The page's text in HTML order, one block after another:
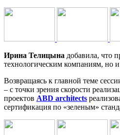
Ирина Телицына добавила, что
технологическим компаниям, но
Возвращаясь к главной теме
– с точки зрения скорости
проектов ABD architects
сертификация по «зеленым»